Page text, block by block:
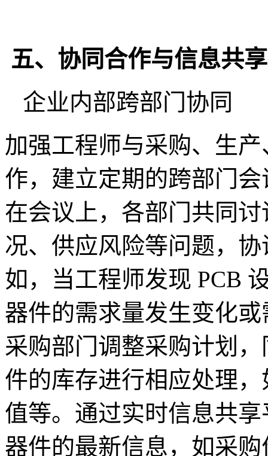
五、协同合作与信息共
企业内部跨部门协同
加强工程师与采购、生
作，建立定期的跨部门
在会议上，各部门共同
况、供应风险等问题，
如，当工程师发现 PCB
器件的需求量发生变化
采购部门调整采购计划
件的库存进行相应处理
值等。通过实时信息共
器件的最新信息，如采